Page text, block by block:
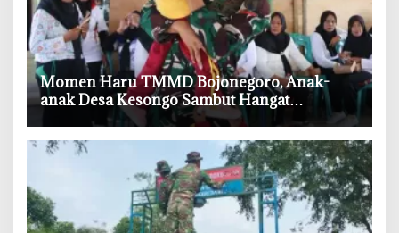
‎Momen Haru TMMD Bojonegoro, Anak-
anak Desa Kesongo Sambut Hangat
Kehadiran Prajurit TNI